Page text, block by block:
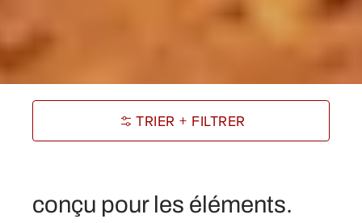
TRIER + FILTRER
conçu pour les éléments.